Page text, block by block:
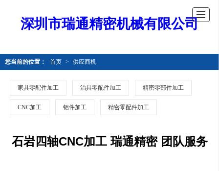
深圳市瑞通精密机械有限公司
您当前的位置： 首页 > 供应商机
家具零配件加工 治具零配件加工 精密零部件加工
CNC加工 铝件加工 精密零配件加工
石岩四轴CNC加工 瑞通精密 团队服务